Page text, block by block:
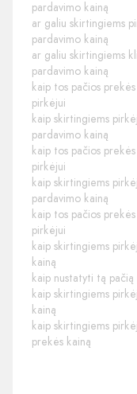
pardavimo kainą
ar galiu skirtingiems
pardavimo kainą
ar galiu skirtingiems
pardavimo kainą
kaip tos pačios
pirkėjui
kaip skirtingiems
pardavimo kainą
kaip tos pačios
pirkėjui
kaip skirtingiems
pardavimo kainą
kaip tos pačios
pirkėjui
kaip skirtingiems
kainą
kaip nustatyti tą
kaip skirtingiems
kainą
kaip skirtingiems
prekės kainą